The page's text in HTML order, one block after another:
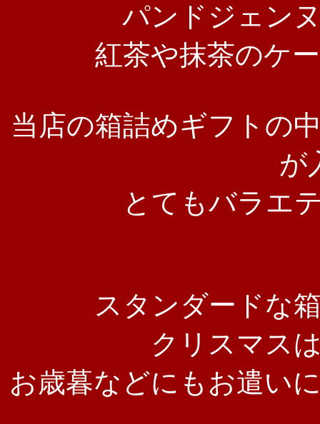
パンドジェン
紅茶や抹茶のケ
当店の箱詰めギフトの
が
とてもバラエ
スタンダードな
クリスマス
お歳暮などにもお遣い